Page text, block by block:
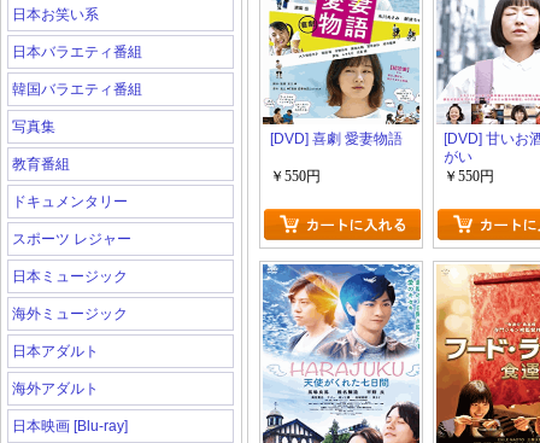
日本お笑い系
日本バラエティ番組
韓国バラエティ番組
写真集
教育番組
ドキュメンタリー
スポーツ レジャー
日本ミュージック
海外ミュージック
日本アダルト
海外アダルト
日本映画 [Blu-ray]
[DVD] 喜劇 愛妻物語
￥550円
[DVD] 甘いお
がい
￥550円